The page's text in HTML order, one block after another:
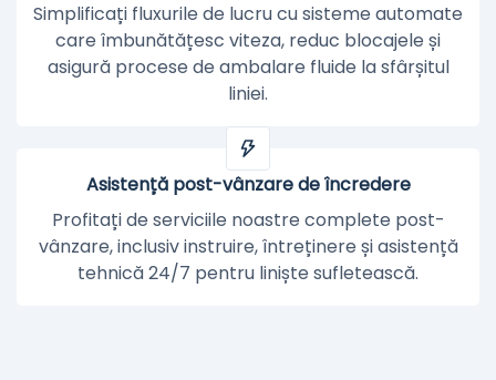
Simplificați fluxurile de lucru cu sisteme automate
care îmbunătățesc viteza, reduc blocajele și
asigură procese de ambalare fluide la sfârșitul
liniei.
Asistență post-vânzare de încredere
Profitați de serviciile noastre complete post-
vânzare, inclusiv instruire, întreținere și asistență
tehnică 24/7 pentru liniște sufletească.